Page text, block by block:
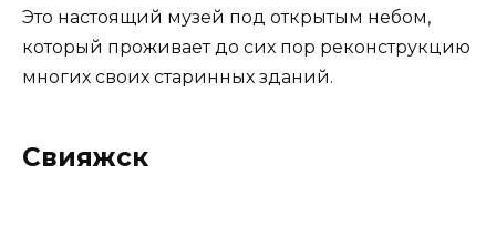
Это настоящий музей под открытым небом,
который проживает до сих пор реконструкцию
многих своих старинных зданий.
Свияжск